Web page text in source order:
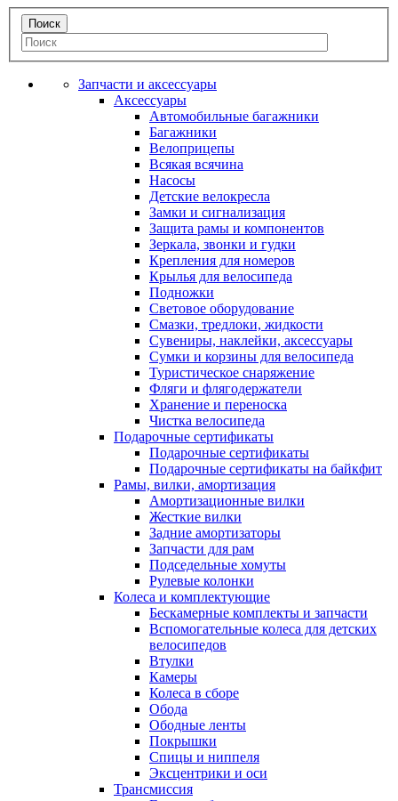
Запчасти и аксессуары
Аксессуары
Автомобильные багажники
Багажники
Велоприцепы
Всякая всячина
Насосы
Детские велокресла
Замки и сигнализация
Защита рамы и компонентов
Зеркала, звонки и гудки
Крепления для номеров
Крылья для велосипеда
Подножки
Световое оборудование
Смазки, тредлоки, жидкости
Сувениры, наклейки, аксессуары
Сумки и корзины для велосипеда
Туристическое снаряжение
Фляги и флягодержатели
Хранение и переноска
Чистка велосипеда
Подарочные сертификаты
Подарочные сертификаты
Подарочные сертификаты на байкфит
Рамы, вилки, амортизация
Амортизационные вилки
Жесткие вилки
Задние амортизаторы
Запчасти для рам
Подседельные хомуты
Рулевые колонки
Колеса и комплектующие
Бескамерные комплекты и запчасти
Вспомогательные колеса для детских
велосипедов
Втулки
Камеры
Колеса в сборе
Обода
Ободные ленты
Покрышки
Спицы и ниппеля
Эксцентрики и оси
Трансмиссия